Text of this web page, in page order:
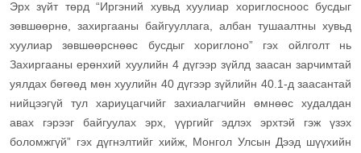
Эрх зүйт төрд “Иргэний хувьд хуулиар хориглосноос бусдыг
зөвшөөрнө, захиргааны байгууллага, албан тушаалтны хувьд
хуулиар зөвшөөрснөөс бусдыг хориглоно” гэх ойлголт нь
Захиргааны ерөнхий хуулийн 4 дүгээр зүйлд заасан зарчимтай
уялдах бөгөөд мөн хуулийн 40 дүгээр зүйлийн 40.1-д заасантай
нийцээгүй тул хариуцагчийг захиалагчийн өмнөөс худалдан
авах гэрээг байгуулах эрх, үүргийг эдлэх эрхтэй гэж үзэх
боломжгүй” гэх дүгнэлтийг хийж, Монгол Улсын Дээд шүүхийн